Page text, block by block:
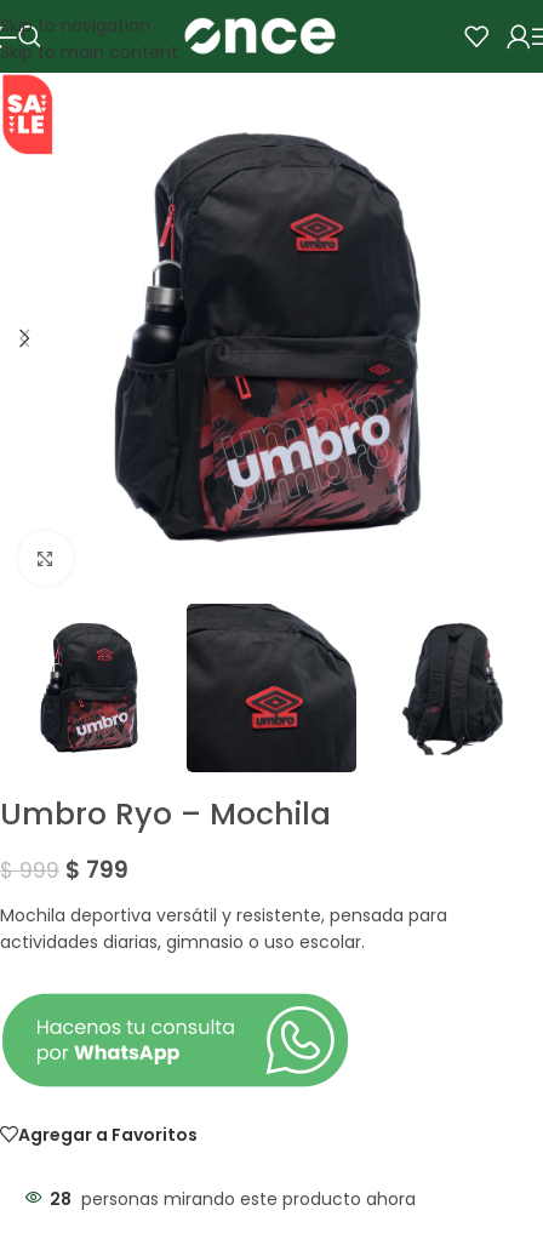
Skip to navigation
Skip to main content
SALE
Umbro Ryo – Mochila
$999 $ 799
Mochila deportiva versátil y resistente, pensada para
actividades diarias, gimnasio o uso escolar.
Agregar a Favoritos
28 personas mirando este producto ahora